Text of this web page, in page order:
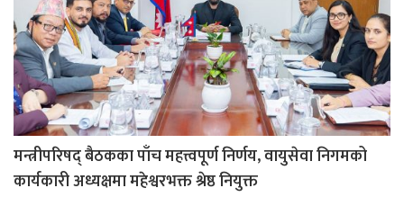
मन्त्रीपरिषद् बैठकका पाँच महत्त्वपूर्ण निर्णय, वायुसेवा निगमको
कार्यकारी अध्यक्षमा महेश्वरभक्त श्रेष्ठ नियुक्त